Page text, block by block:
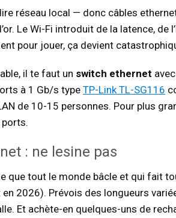
réseau local — donc câbles
Le Wi-Fi introduit de la latence,
pour jouer, ça devient
il te faut un switch ethernet
à 1 Gb/s typeTP-Link TL-SG116
de 10-15 personnes. Pour plus
: ne lesine pas
que tout le monde bâcle et qui fait
en 2026). Prévois des longueurs
Et achète-en quelques-uns de